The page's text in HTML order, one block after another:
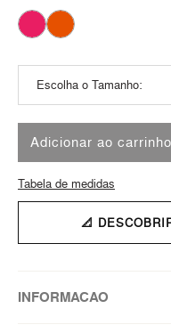
Adicionar ao carrinho
Tabela de medidas
📐
INFORMACAO